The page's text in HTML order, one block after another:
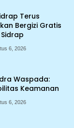
Terus
Bergizi Gratis
6, 2026
Waspada:
Keamanan
6, 2026